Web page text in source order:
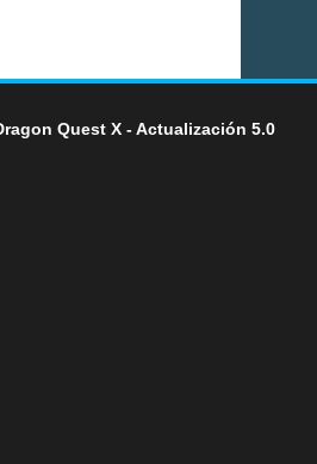
Quest X - Actualización 5.0